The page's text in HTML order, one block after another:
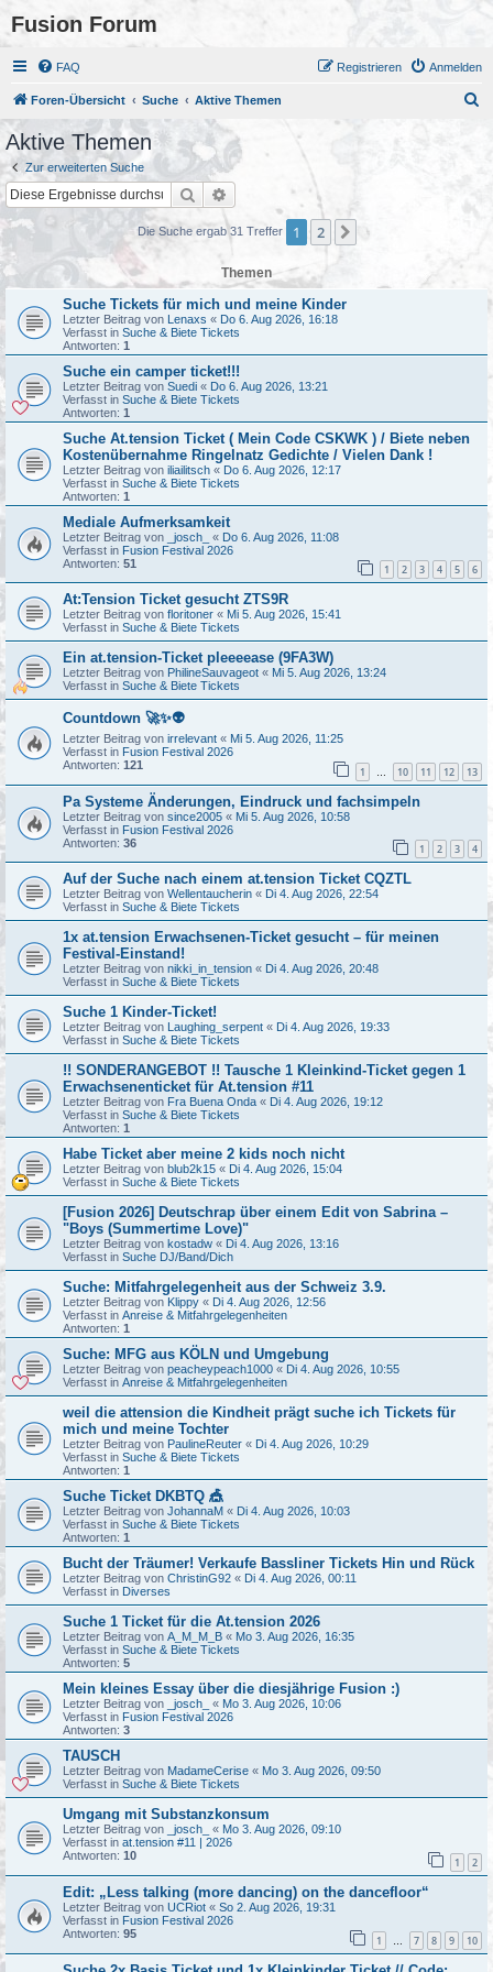
Fusion Forum
FAQ Anmelden
Registrieren
Foren-Übersicht Suche Aktive Themen
Aktive Themen
Zur erweiterten Suche
Suche Erweiterte Suche
Die Suche ergab 31 Treffer 1 2 Nächste
Themen
Suche Tickets für mich und meine Kinder
Letzter Beitrag von Lenaxs « Do 6. Aug 2026, 16:18
Verfasst in Suche & Biete Tickets
Antworten: 1
Suche ein camper ticket!!!
Letzter Beitrag von Suedi « Do 6. Aug 2026, 13:21
Verfasst in Suche & Biete Tickets
Antworten: 1
Suche At.tension Ticket ( Mein Code CSKWK ) / Biete neben
Kostenübernahme Ringelnatz Gedichte / Vielen Dank !
Letzter Beitrag von iliailitsch « Do 6. Aug 2026, 12:17
Verfasst in Suche & Biete Tickets
Antworten: 1
Mediale Aufmerksamkeit
Letzter Beitrag von _josch_ « Do 6. Aug 2026, 11:08
Verfasst in Fusion Festival 2026
Antworten: 51 1 2 3 4 5 6
At:Tension Ticket gesucht ZTS9R
Letzter Beitrag von floritoner « Mi 5. Aug 2026, 15:41
Verfasst in Suche & Biete Tickets
Ein at.tension-Ticket pleeeease (9FA3W)
Letzter Beitrag von PhilineSauvageot « Mi 5. Aug 2026, 13:24
Verfasst in Suche & Biete Tickets
Countdown 🚀✨👽
Letzter Beitrag von irrelevant « Mi 5. Aug 2026, 11:25
Verfasst in Fusion Festival 2026
Antworten: 121 1 … 10 11 12 13
Pa Systeme Änderungen, Eindruck und fachsimpeln
Letzter Beitrag von since2005 « Mi 5. Aug 2026, 10:58
Verfasst in Fusion Festival 2026
Antworten: 36 1 2 3 4
Auf der Suche nach einem at.tension Ticket CQZTL
Letzter Beitrag von Wellentaucherin « Di 4. Aug 2026, 22:54
Verfasst in Suche & Biete Tickets
1x at.tension Erwachsenen-Ticket gesucht – für meinen
Festival-Einstand!
Letzter Beitrag von nikki_in_tension « Di 4. Aug 2026, 20:48
Verfasst in Suche & Biete Tickets
Suche 1 Kinder-Ticket!
Letzter Beitrag von Laughing_serpent « Di 4. Aug 2026, 19:33
Verfasst in Suche & Biete Tickets
!! SONDERANGEBOT !! Tausche 1 Kleinkind-Ticket gegen 1
Erwachsenenticket für At.tension #11
Letzter Beitrag von Fra Buena Onda « Di 4. Aug 2026, 19:12
Verfasst in Suche & Biete Tickets
Antworten: 1
Habe Ticket aber meine 2 kids noch nicht
Letzter Beitrag von blub2k15 « Di 4. Aug 2026, 15:04
Verfasst in Suche & Biete Tickets
[Fusion 2026] Deutschrap über einem Edit von Sabrina –
"Boys (Summertime Love)"
Letzter Beitrag von kostadw « Di 4. Aug 2026, 13:16
Verfasst in Suche DJ/Band/Dich
Suche: Mitfahrgelegenheit aus der Schweiz 3.9.
Letzter Beitrag von Klippy « Di 4. Aug 2026, 12:56
Verfasst in Anreise & Mitfahrgelegenheiten
Antworten: 1
Suche: MFG aus KÖLN und Umgebung
Letzter Beitrag von peacheypeach1000 « Di 4. Aug 2026, 10:55
Verfasst in Anreise & Mitfahrgelegenheiten
weil die attension die Kindheit prägt suche ich Tickets für
mich und meine Tochter
Letzter Beitrag von PaulineReuter « Di 4. Aug 2026, 10:29
Verfasst in Suche & Biete Tickets
Antworten: 1
Suche Ticket DKBTQ 🎪
Letzter Beitrag von JohannaM « Di 4. Aug 2026, 10:03
Verfasst in Suche & Biete Tickets
Antworten: 1
Bucht der Träumer! Verkaufe Bassliner Tickets Hin und Rück
Letzter Beitrag von ChristinG92 « Di 4. Aug 2026, 00:11
Verfasst in Diverses
Suche 1 Ticket für die At.tension 2026
Letzter Beitrag von A_M_M_B « Mo 3. Aug 2026, 16:35
Verfasst in Suche & Biete Tickets
Antworten: 5
Mein kleines Essay über die diesjährige Fusion :)
Letzter Beitrag von _josch_ « Mo 3. Aug 2026, 10:06
Verfasst in Fusion Festival 2026
Antworten: 3
TAUSCH
Letzter Beitrag von MadameCerise « Mo 3. Aug 2026, 09:50
Verfasst in Suche & Biete Tickets
Umgang mit Substanzkonsum
Letzter Beitrag von _josch_ « Mo 3. Aug 2026, 09:10
Verfasst in at.tension #11 | 2026
Antworten: 10 1 2
Edit: „Less talking (more dancing) on the dancefloor“
Letzter Beitrag von UCRiot « So 2. Aug 2026, 19:31
Verfasst in Fusion Festival 2026
Antworten: 95 1 … 7 8 9 10